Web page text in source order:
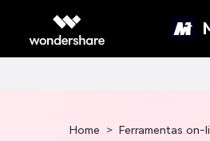
Home > Ferramentas on-